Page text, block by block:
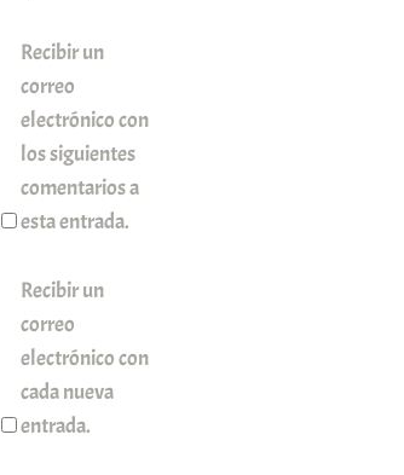
Recibir un
correo
electrónico con
los siguientes
comentarios a
esta entrada.
Recibir un
correo
electrónico con
cada nueva
entrada.